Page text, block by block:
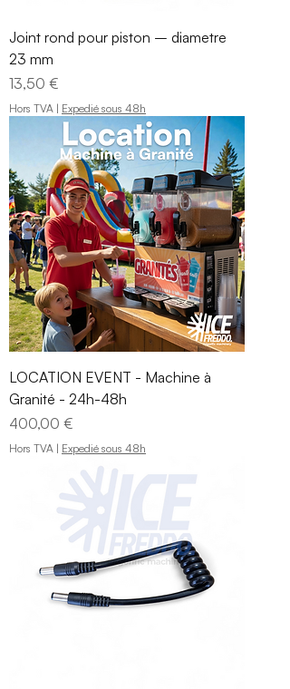
Joint rond pour piston – diametre
23 mm
Prix
13,50 €
Hors TVA | Expedié sous 48h
LOCATION EVENT - Machine à
Granité - 24h-48h
Prix
400,00 €
Hors TVA | Expedié sous 48h